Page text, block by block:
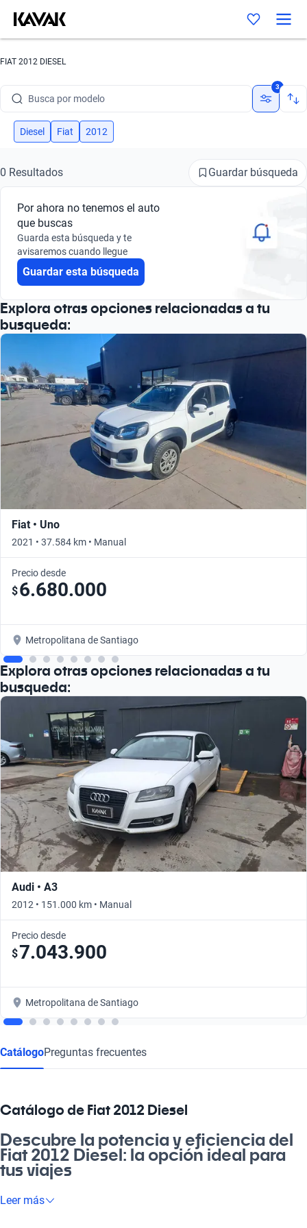
FIAT 2012 DIESEL
Busca por modelo
Busca por versión
Busca por marca
Busca por modelo
Busca por versión
3
Diesel Fiat 2012
0 Resultados Guardar búsqueda
Por ahora no tenemos el auto
que buscas
Guarda esta búsqueda y te
avisaremos cuando llegue
Guardar esta búsqueda
Explora otras opciones relacionadas a tu
busqueda:
Fiat • Uno
2021 • 37.584 km • Manual
Precio desde
$6.680.000
Metropolitana de Santiago
Explora otras opciones relacionadas a tu
busqueda:
Audi • A3
2012 • 151.000 km • Manual
Precio desde
$7.043.900
Metropolitana de Santiago
CatálogoPreguntas frecuentes
Catálogo de Fiat 2012 Diesel
Descubre la potencia y eficiencia del
Fiat 2012 Diesel: la opción ideal para
tus viajes
Si buscas un auto que combine eficiencia y rendimiento, el Fiat
Leer más